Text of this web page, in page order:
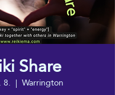
Share
8.
  |
Warrington